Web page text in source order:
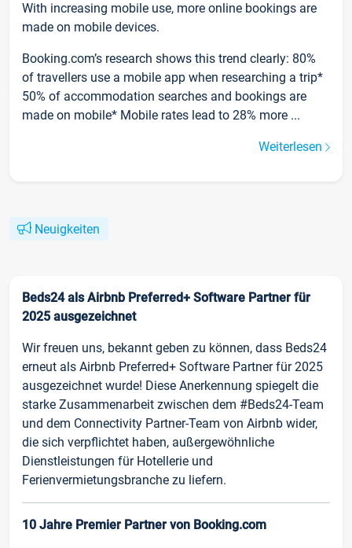
With increasing mobile use, more online bookings are
made on mobile devices.
Booking.com’s research shows this trend clearly: 80%
of travellers use a mobile app when researching a trip*
50% of accommodation searches and bookings are
made on mobile* Mobile rates lead to 28% more ...
Weiterlesen
Neuigkeiten
Beds24 als Airbnb Preferred+ Software Partner für
2025 ausgezeichnet
Wir freuen uns, bekannt geben zu können, dass Beds24
erneut als Airbnb Preferred+ Software Partner für 2025
ausgezeichnet wurde! Diese Anerkennung spiegelt die
starke Zusammenarbeit zwischen dem #Beds24-Team
und dem Connectivity Partner-Team von Airbnb wider,
die sich verpflichtet haben, außergewöhnliche
Dienstleistungen für Hotellerie und
Ferienvermietungsbranche zu liefern.
10 Jahre Premier Partner von Booking.com